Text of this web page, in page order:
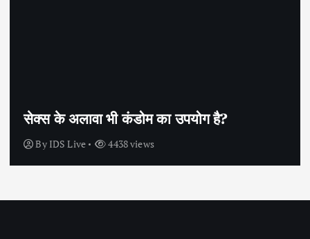
सेक्स के अलावा भी कंडोम का उपयोग है?
By IDS Live 4438 views